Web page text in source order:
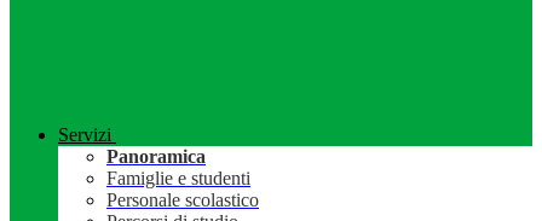
Servizi
Panoramica
Famiglie e studenti
Personale scolastico